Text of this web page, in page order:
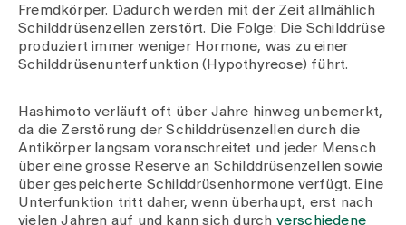
Fremdkörper. Dadurch werden mit der Zeit allmählich
Schilddrüsenzellen zerstört. Die Folge: Die Schilddrüse
produziert immer weniger Hormone, was zu einer
Schilddrüsenunterfunktion (Hypothyreose) führt.
Hashimoto verläuft oft über Jahre hinweg unbemerkt,
da die Zerstörung der Schilddrüsenzellen durch die
Antikörper langsam voranschreitet und jeder Mensch
über eine grosse Reserve an Schilddrüsenzellen sowie
über gespeicherte Schilddrüsenhormone verfügt. Eine
Unterfunktion tritt daher, wenn überhaupt, erst nach
vielen Jahren auf und kann sich durch verschiedene